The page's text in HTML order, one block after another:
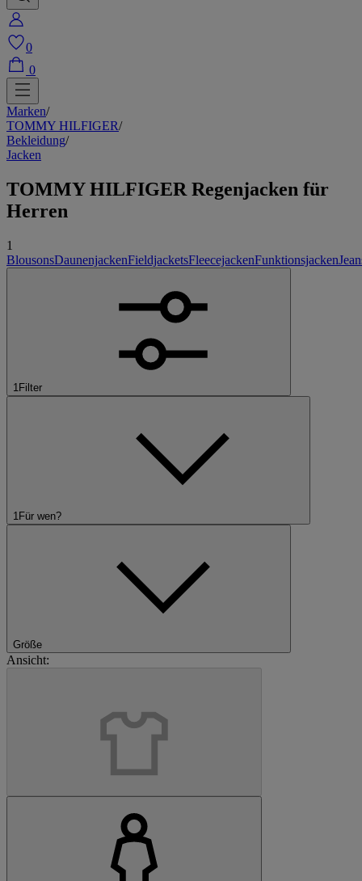
0
0
Marken/
TOMMY HILFIGER/
Bekleidung/
Jacken
TOMMY HILFIGER Regenjacken für
Herren
1
BlousonsDaunenjackenFieldjacketsFleecejackenFunktionsjacken
1 Filter
1 Für wen?
Größe
Ansicht: